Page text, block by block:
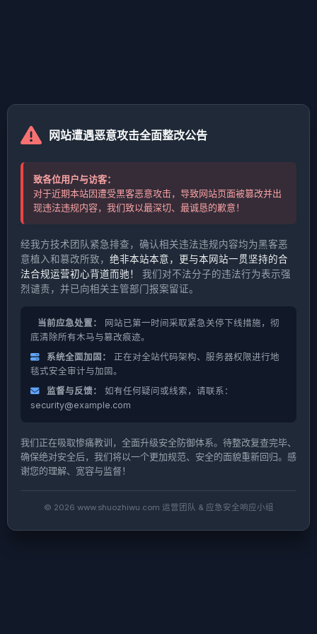
网站遭遇恶意攻击全面整改公告
致各位用户与访客：
对于近期本站因遭受黑客恶意攻击，导致网站页面被篡改并出
现违法违规内容，我们致以最深切、最诚恳的歉意！
经我方技术团队紧急排查，确认相关违法违规内容均为黑客恶
意植入和篡改所致， 绝非本站本意，更与本网站一贯坚持的合
法合规运营初心背道而驰！
我们对不法分子的违法行为表示强
烈谴责，并已向相关主管部门报案留证。
当前应急处置：
网站已第一时间采取紧急关停下线措施，彻
底清除所有木马与篡改痕迹。
系统全面加固：
正在对全站代码架构、服务器权限进行地
毯式安全审计与加固。
监督与反馈：
如有任何疑问或线索，请联系：
security@example.com
我们正在吸取惨痛教训，全面升级安全防御体系。待整改复查完毕、
确保绝对安全后，我们将以一个更加规范、安全的面貌重新回归。感
谢您的理解、宽容与监督！
© 2026 www.shuozhiwu.com 运营团队 & 应急安全响应小组